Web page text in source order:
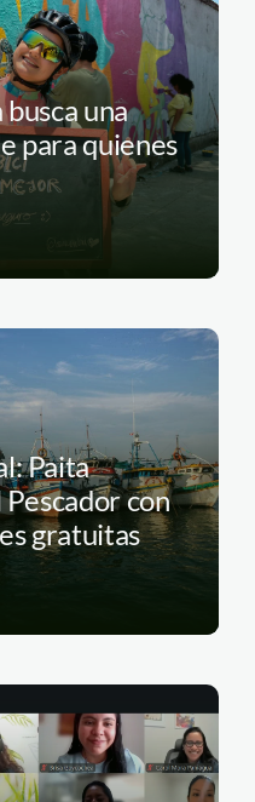
una
para quienes
Paita
con
gratuitas